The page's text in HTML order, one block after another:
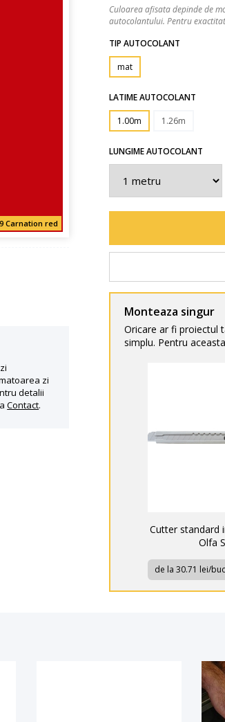
Carnation red
zi
detalii
Contact.
Culoarea afisata depinde de
autocolantului. Pentru
TIP AUTOCOLANT
mat
LATIME AUTOCOLANT
1.00m
1.26m
LUNGIME AUTOCOLANT
Monteaza singur
Oricare ar fi proiectul
simplu. Pentru
Cutter standard
Olfa
de la 30.71 lei/buc